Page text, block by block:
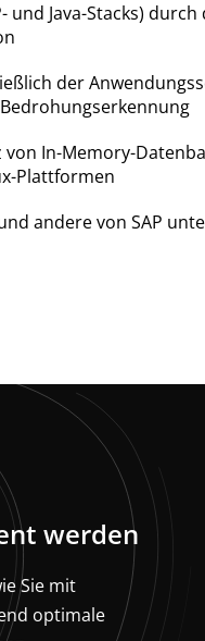
und Java-Stacks)
der
von In-Memory-
Plattformen
andere von SAP
werden
Sie mit
optimale